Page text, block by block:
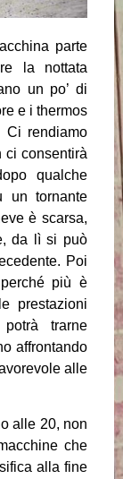
parte
la nottata
un po’ di
e i thermos
Ci rendiamo
ci consentirà
qualche
un tornante
è scarsa,
da lì si può
Poi
più è
prestazioni
trarne
affrontando
alle
alle 20, non
che
alla fine